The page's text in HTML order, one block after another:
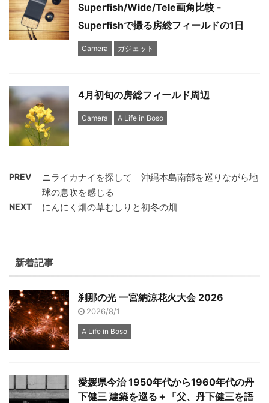
Superfish/Wide/Tele画角比較 -
Superfishで撮る房総フィールドの1日
Camera ガジェット
4月初旬の房総フィールド周辺
Camera A Life in Boso
PREV
ニライカナイを探して 沖縄本島南部を巡りながら地
球の息吹を感じる
NEXT にんにく畑の草むしりと初冬の畑
新着記事
刹那の光 一宮納涼花火大会 2026
2026/8/1
A Life in Boso
愛媛県今治 1950年代から1960年代の丹
下健三 建築を巡る＋「父、丹下健三を語